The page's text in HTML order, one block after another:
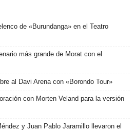
de «Burundanga» en el Teatro
más grande de Morat con el
al Davi Arena con «Borondo Tour»
con Morten Veland para la versión
y Juan Pablo Jaramillo llevaron el